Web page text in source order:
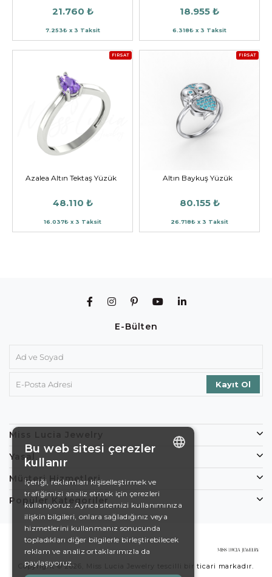
21.760 ₺
7.253₺ x 3 Taksit
18.955 ₺
6.318₺ x 3 Taksit
FIRSAT
Azalea Altın Tektaş Yüzük
48.110 ₺
16.037₺ x 3 Taksit
FIRSAT
Altın Baykuş Yüzük
80.155 ₺
26.718₺ x 3 Taksit
E-Bülten
Miss Lucia Jewelry
Yasal
Müşteri Hizmetleri
Popüler Kategoriler
Copyright © 2026, Miss Lucia Jewelry tescilli bir ticari markadır.
DE
EN
SWEDISH
Bu web sitesi çerezler
kullanır
İçeriği, reklamları kişiselleştirmek ve
trafiğimizi analiz etmek için çerezleri
kullanıyoruz. Ayrıca sitemizi kullanımınıza
ilişkin bilgileri, onlara sağladığınız veya
hizmetlerini kullanmanız sonucunda
topladıkları diğer bilgilerle birleştirebilecek
reklam ve analiz ortaklarımızla da
paylaşıyoruz.